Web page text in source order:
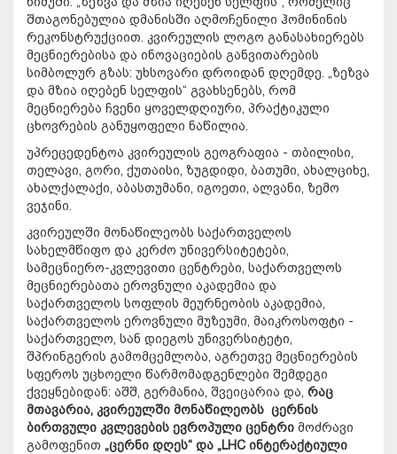
შთაგონებულია დმანისში აღმოჩენილი ჰომინინის
რეკონსტრუქციით. კვირეულის ლოგო განასახიერებს
მეცნიერებისა და ინოვაციების განვითარების
სიმბოლურ გზას: უხსოვარი დროიდან დღემდე. „ზეზვა
და მზია იღებენ სელფის“ გვახსენებს, რომ
მეცნიერება ჩვენი ყოველდღიური, პრაქტიკული
ცხოვრების განუყოფელი ნაწილია.
უპრეცედენტოა კვირეულის გეოგრაფია - თბილისი,
თელავი, გორი, ქუთაისი, ზუგდიდი, ბათუმი, ახალციხე,
ახალქალაქი, აბასთუმანი, იგოეთი, ალვანი, ზემო
ვეჯინი.
კვირეულში მონაწილეობს საქართველოს
სახელმწიფო და კერძო უნივერსიტეტები,
სამეცნიერო-კვლევითი ცენტრები, საქართველოს
მეცნიერებათა ეროვნული აკადემია და
საქართველოს სოფლის მეურნეობის აკადემია,
საქართველოს ეროვნული მუზეუმი, მაიკროსოფტი -
საქართველო, სან დიეგოს უნივერსიტეტი,
შპრინგერის გამომცემლობა, აგრეთვე მეცნიერების
სფეროს უცხოელი წარმომადგენლები შემდეგი
ქვეყნებიდან: აშშ, გერმანია, შვეიცარია და, რაც
მთავარია, კვირეულში მონაწილეობს ცერნის
ბირთვული კვლევების ევროპული ცენტრი მოძრავი
გამოფენით „ცერნი დღეს“ და „LHC ინტერაქტიული